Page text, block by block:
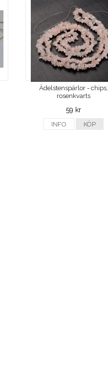
Ädelstenspärlor - chips,
rosenkvarts
59 kr
INFO KÖP